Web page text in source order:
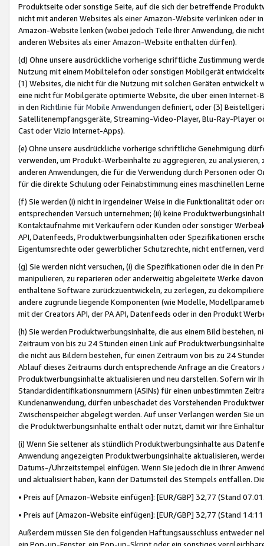
Produktseite oder sonstige Seite, auf die sich der betreffende
nicht mit anderen Websites als einer Amazon-Website verlinken oder
Amazon-Website lenken (wobei jedoch Teile Ihrer Anwendung, die
anderen Websites als einer Amazon-Website enthalten dürfen).
(d) Ohne unsere ausdrückliche vorherige schriftliche Zustimmung
Nutzung mit einem Mobiltelefon oder sonstigen Mobilgerät
(1) Websites, die nicht für die Nutzung mit solchen Geräten
eine nicht für Mobilgeräte optimierte Website, die über einen
in den Richtlinie für Mobile Anwendungen definiert, oder (3)
Satellitenempfangsgeräte, Streaming-Video-Player, Blu-Ray-Player
Cast oder Vizio Internet-Apps).
(e) Ohne unsere ausdrückliche vorherige schriftliche Genehmigung
verwenden, um Produkt-Werbeinhalte zu aggregieren, zu
anderen Anwendungen, die für die Verwendung durch Personen
für die direkte Schulung oder Feinabstimmung eines maschinellen
(f) Sie werden (i) nicht in irgendeiner Weise in die Funktionalität oder
entsprechenden Versuch unternehmen; (ii) keine
Kontaktaufnahme mit Verkäufern oder Kunden oder sonstiger
API, Datenfeeds, Produktwerbungsinhalten oder Spezifikationen
Eigentumsrechte oder gewerblicher Schutzrechte, nicht entfernen,
(g) Sie werden nicht versuchen, (i) die Spezifikationen oder die in
manipulieren, zu reparieren oder anderweitig abgeleitete Werke
enthaltene Software zurückzuentwickeln, zu zerlegen, zu
andere zugrunde liegende Komponenten (wie Modelle,
mit der Creators API, der PA API, Datenfeeds oder in den Produkt
(h) Sie werden Produktwerbungsinhalte, die aus einem Bild bestehen,
Zeitraum von bis zu 24 Stunden einen Link auf
die nicht aus Bildern bestehen, für einen Zeitraum von bis zu 24
Ablauf dieses Zeitraums durch entsprechende Anfrage an die
Produktwerbungsinhalte aktualisieren und neu darstellen. Sofern wir
Standardidentifikationsnummern (ASINs) für einen unbestimmten
Kundenanwendung, dürfen unbeschadet des Vorstehenden
Zwischenspeicher abgelegt werden. Auf unser Verlangen werden Sie
die Produktwerbungsinhalte enthält oder nutzt, damit wir Ihre
(i) Wenn Sie seltener als stündlich Produktwerbungsinhalte aus
Anwendung angezeigten Produktwerbungsinhalte aktualisieren,
Datums-/Uhrzeitstempel einfügen. Wenn Sie jedoch die in Ihrer
und aktualisiert haben, kann der Datumsteil des Stempels entfallen.
• Preis auf [Amazon-Website einfügen]: [EUR/GBP] 32,77 (Stand
• Preis auf [Amazon-Website einfügen]: [EUR/GBP] 32,77 (Stand
Außerdem müssen Sie den folgenden Haftungsausschluss entweder
ein Pop-up-Fenster, ein Pop-up-Skript oder ein sonstiges